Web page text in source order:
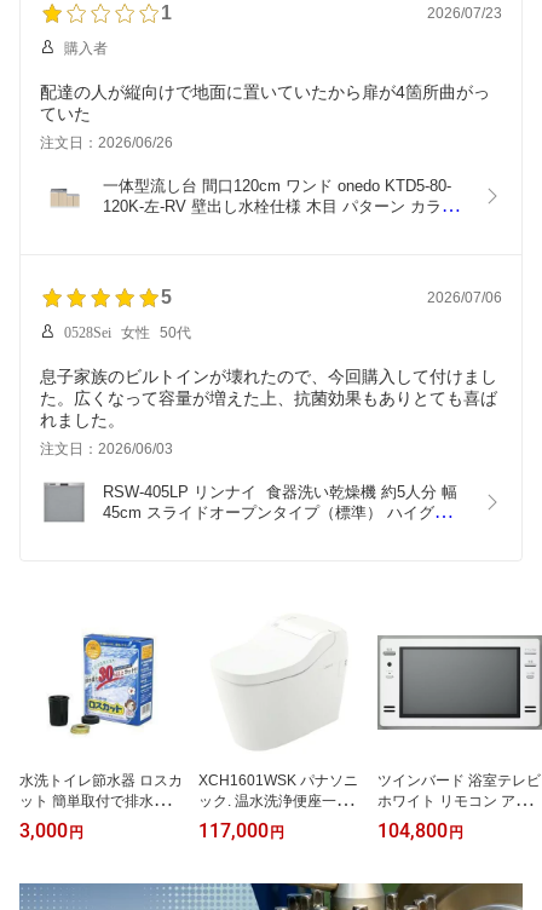
1 2026/07/23
購入者
配達の人が縦向けで地面に置いていたから扉が4箇所曲がっ
ていた
注文日：2026/06/26
一体型流し台 間口120cm ワンド onedo KTD5-80-
120K-左-RV 壁出し水栓仕様 木目 パターン カラー
5 2026/07/06
0528Sei 女性 50代
息子家族のビルトインが壊れたので、今回購入して付けまし
た。広くなって容量が増えた上、抗菌効果もありとても喜ば
れました。
注文日：2026/06/03
RSW-405LP リンナイ  食器洗い乾燥機 約5人分 幅
45cm スライドオープンタイプ（標準） ハイグレー
水洗トイレ節水器 ロスカ
ット 簡単取付で排水量を
30％以上カット!
3,000 円
XCH1601WSK パナソニ
ック. 温水洗浄便座一体
型便器 アラウーノS160
タイプ1K パナソニック.
ットリモコン 受注生産
品
117,000 円
ツインバード 浴室テレビ
ホワイト リモコン アン
テナケーブル4m同梱 VB-
BB161W
104,800 円